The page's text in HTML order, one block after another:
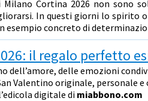
Cortina 2026 non sono
In questi giorni lo spirito
esempio concreto di
il regalo perfetto
dell’amore, delle emozioni
Valentino originale, personale e
digitale dimiabbono.com